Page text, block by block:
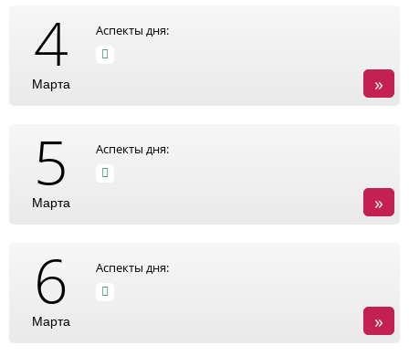
4
Марта
Аспекты дня:
»
5
Марта
Аспекты дня:
»
6
Марта
Аспекты дня:
»